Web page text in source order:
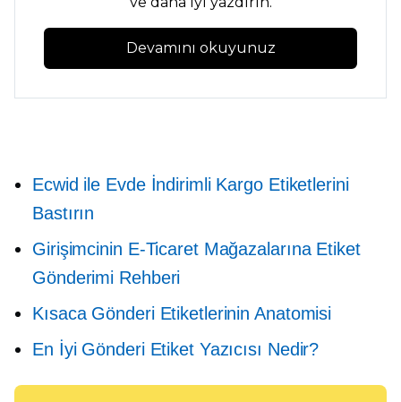
Devamını okuyunuz
Ecwid ile Evde İndirimli Kargo Etiketlerini
Bastırın
Girişimcinin E-Ticaret Mağazalarına Etiket
Gönderimi Rehberi
Kısaca Gönderi Etiketlerinin Anatomisi
En İyi Gönderi Etiket Yazıcısı Nedir?